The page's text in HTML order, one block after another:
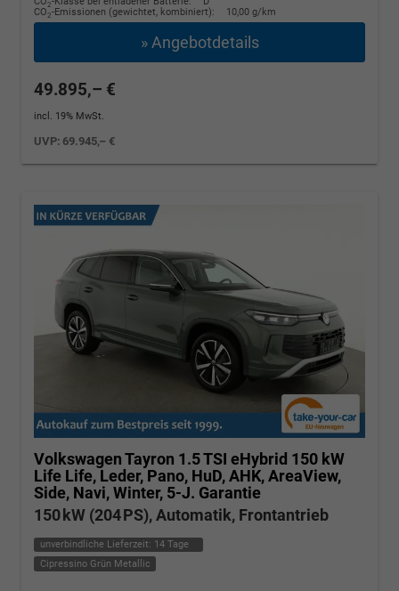
2
CO2-Emissionen (gewichtet, kombiniert): 10,00 g/km
» Angebotdetails
49.895,– €
incl. 19% MwSt.
UVP: 69.945,– €
Volkswagen Tayron 1.5 TSI eHybrid 150 kW
Life Life, Leder, Pano, HuD, AHK, AreaView,
Side, Navi, Winter, 5-J. Garantie
150 kW (204 PS), Automatik, Frontantrieb
unverbindliche Lieferzeit: 14 Tage
Cipressino Grün Metallic